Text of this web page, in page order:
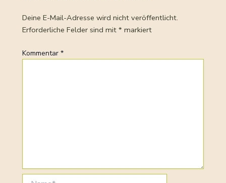
Deine E-Mail-Adresse wird nicht veröffentlicht.
Erforderliche Felder sind mit* markiert
Kommentar*